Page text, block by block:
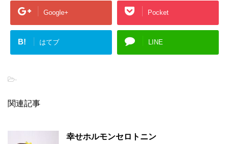
Google+ Pocket
B! はてブ LINE
-
関連記事
幸せホルモンセロトニン